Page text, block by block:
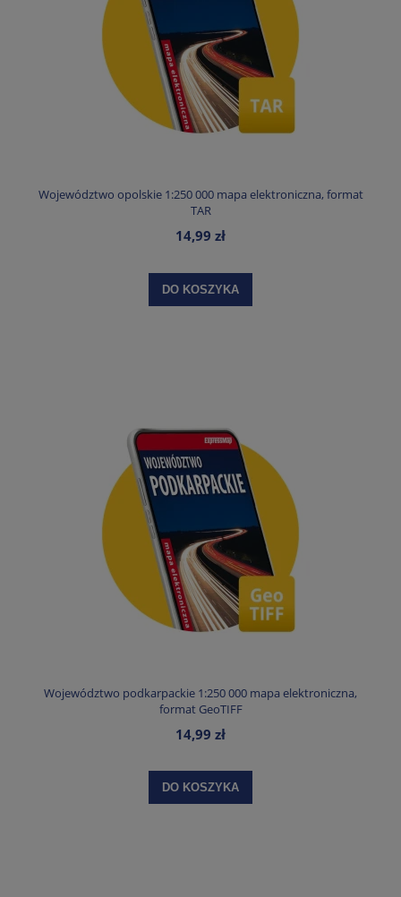
Województwo opolskie 1:250 000 mapa elektroniczna, format
TAR
14,99 zł
DO KOSZYKA
Województwo podkarpackie 1:250 000 mapa elektroniczna,
format GeoTIFF
14,99 zł
DO KOSZYKA